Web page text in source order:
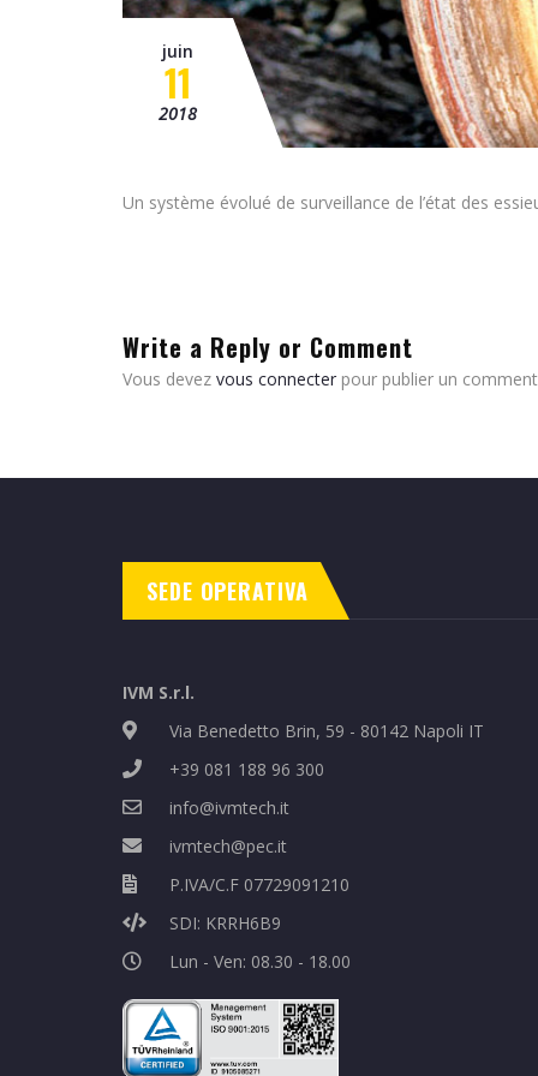
juin
11
2018
Un système évolué de surveillance de l’état des
Write a Reply or Comment
Vous devez vous connecter pour publier un
SEDE OPERATIVA
IVM S.r.l.
Via Benedetto Brin, 59 - 80142 Napoli IT
+39 081 188 96 300
info@ivmtech.it
ivmtech@pec.it
P.IVA/C.F 07729091210
SDI: KRRH6B9
Lun - Ven: 08.30 - 18.00